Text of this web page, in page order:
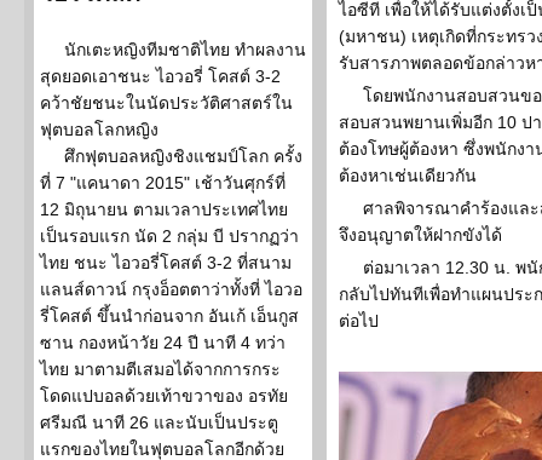
นักเตะหญิงทีมชาติไทย ทำผลงาน
สุดยอดเอาชนะ ไอวอรี่ โคสต์ 3-2
คว้าชัยชนะในนัดประวัติศาสตร์ใน
ฟุตบอลโลกหญิง
ศึกฟุตบอลหญิงชิงแชมป์โลก ครั้ง
ที่ 7 "แคนาดา 2015" เช้าวันศุกร์ที่
12 มิถุนายน ตามเวลาประเทศไทย
เป็นรอบแรก นัด 2 กลุ่ม บี ปรากฏว่า
ไทย ชนะ ไอวอรี่โคสต์ 3-2 ที่สนาม
แลนส์ดาวน์ กรุงอ็อตตาว่าทั้งที่ ไอวอ
รี่โคสต์ ขึ้นนำก่อนจาก อันเก้ เอ็นกูส
ซาน กองหน้าวัย 24 ปี นาที 4 ทว่า
ไทย มาตามตีเสมอได้จากการกระ
โดดแปบอลด้วยเท้าขวาของ อรทัย
ศรีมณี นาที 26 และนับเป็นประตู
แรกของไทยในฟุตบอลโลกอีกด้วย
ไอซีที เพื่อให้ได้รับแต่งตั้ง
(มหาชน) เหตุเกิดที่กระทร
รับสารภาพตลอดข้อกล่าวห
โดยพนักงานสอบสวนข
สอบสวนพยานเพิ่มอีก 10 ป
ต้องโทษผู้ต้องหา ซึ่งพนักง
ต้องหาเช่นเดียวกัน
ศาลพิจารณาคำร้องแล
จึงอนุญาตให้ฝากขังได้
ต่อมาเวลา 12.30 น. พ
กลับไปทันทีเพื่อทำแผนประ
ต่อไป